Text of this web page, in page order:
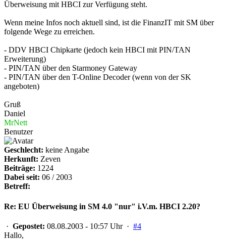
Überweisung mit HBCI zur Verfügung steht.
Wenn meine Infos noch aktuell sind, ist die FinanzIT mit SM über
folgende Wege zu erreichen.
- DDV HBCI Chipkarte (jedoch kein HBCI mit PIN/TAN
Erweiterung)
- PIN/TAN über den Starmoney Gateway
- PIN/TAN über den T-Online Decoder (wenn von der SK
angeboten)
Gruß
Daniel
MrNett
Benutzer
Geschlecht: keine Angabe
Herkunft: Zeven
Beiträge: 1224
Dabei seit: 06 / 2003
Betreff:
Re: EU Überweisung in SM 4.0 "nur" i.V.m. HBCI 2.20?
· Gepostet: 08.08.2003 - 10:57 Uhr · #4
Hallo,